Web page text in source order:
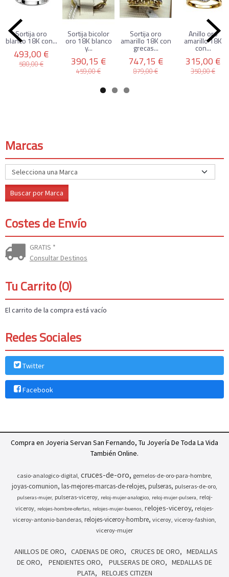
Marcas
Costes de Envío
GRATIS *
Consultar Destinos
Tu Carrito (0)
El carrito de la compra está vacío
Redes Sociales
Twitter
Facebook
Sortija oro
blanco 18K con...
493,00 €
580,00 €
Sortija bicolor
oro 18K blanco
y...
390,15 €
459,00 €
Sortija oro
amarillo 18K con
grecas...
747,15 €
879,00 €
Anillo oro
amarillo 18K
con...
315,00 €
350,00 €
Compra en Joyeria Servan San Fernando, Tu Joyería De Toda La Vida
También Online.
casio-analogico-digital cruces-de-oro gemelos-de-oro-para-hombre
joyas-comunion las-mejores-marcas-de-relojes pulseras pulseras-de-oro
pulseras-mujer pulseras-viceroy reloj-mujer-analogico reloj-mujer-pulsera
reloj-
viceroy relojes-hombre-ofertas relojes-mujer-buenos relojes-viceroy relojes-
viceroy-antonio-banderas relojes-viceroy-hombre viceroy viceroy-fashion
viceroy-mujer
ANILLOS DE ORO CADENAS DE ORO CRUCES DE ORO
MEDALLAS
DE ORO
PENDIENTES ORO PULSERAS DE ORO
MEDALLAS DE
PLATA
RELOJES CITIZEN